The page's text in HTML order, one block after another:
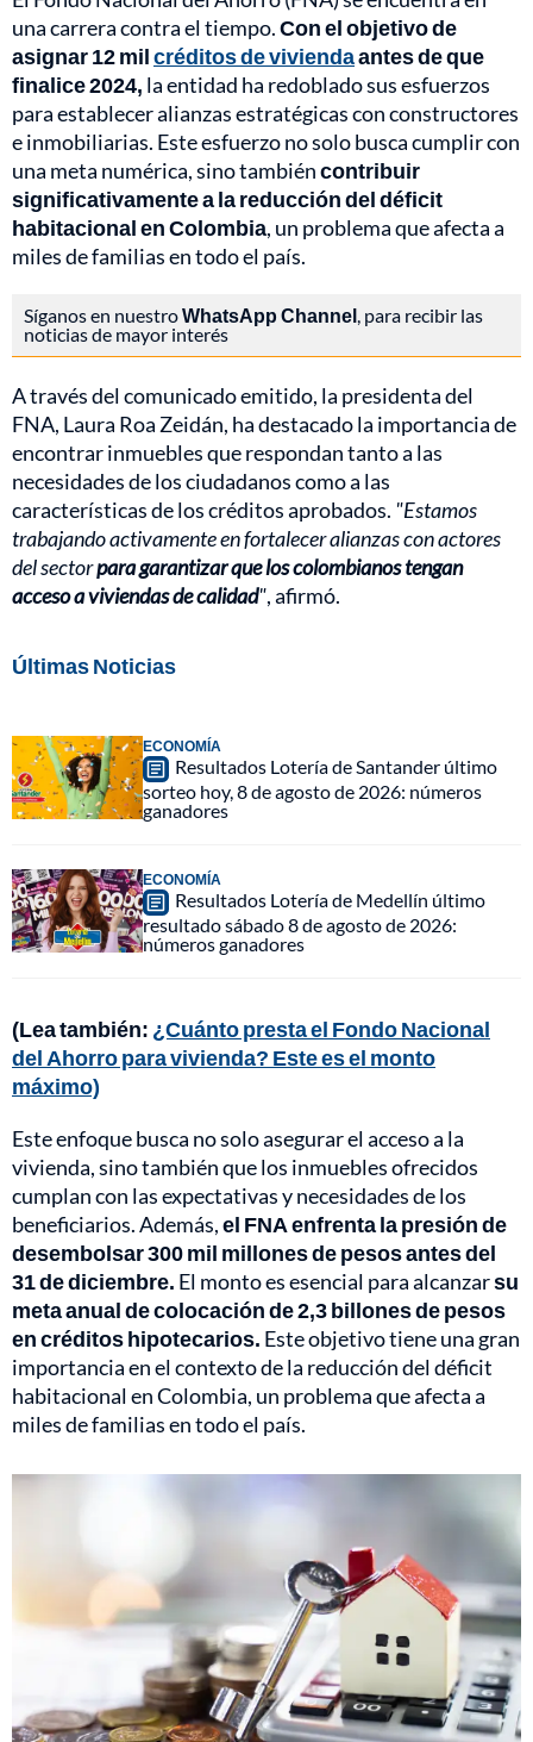
una carrera contra el tiempo.Con el objetivo de
asignar 12 milcréditos de viviendaantes de que
finalice 2024, la entidad ha redoblado sus esfuerzos
para establecer alianzas estratégicas con constructores
e inmobiliarias. Este esfuerzo no solo busca cumplir con
una meta numérica, sino tambiéncontribuir
significativamente a la reducción del déficit
habitacional en Colombia, un problema que afecta a
miles de familias en todo el país.
Síganos en nuestroWhatsApp Channel, para recibir las
noticias de mayor interés
A través del comunicado emitido, la presidenta del
FNA, Laura Roa Zeidán, ha destacado la importancia de
encontrar inmuebles que respondan tanto a las
necesidades de los ciudadanos como a las
características de los créditos aprobados. "Estamos
trabajando activamente en fortalecer alianzas con actores
del sectorpara garantizar que los colombianos tengan
acceso a viviendas de calidad", afirmó.
Últimas Noticias
ECONOMÍA
Resultados Lotería de Santander último
sorteo hoy, 8 de agosto de 2026: números
ganadores
ECONOMÍA
Resultados Lotería de Medellín último
resultado sábado 8 de agosto de 2026:
números ganadores
(Lea también: ¿Cuánto presta el Fondo Nacional
del Ahorro para vivienda? Este es el monto
máximo)
Este enfoque busca no solo asegurar el acceso a la
vivienda, sino también que los inmuebles ofrecidos
cumplan con las expectativas y necesidades de los
beneficiarios. Además,el FNA enfrenta la presión de
desembolsar 300 mil millones de pesos antes del
31 de diciembre. El monto es esencial para alcanzarsu
meta anual de colocación de 2,3 billones de pesos
en créditos hipotecarios. Este objetivo tiene una gran
importancia en el contexto de la reducción del déficit
habitacional en Colombia, un problema que afecta a
miles de familias en todo el país.